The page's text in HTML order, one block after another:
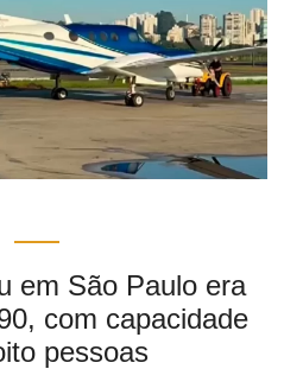
em São Paulo era
com capacidade
pessoas